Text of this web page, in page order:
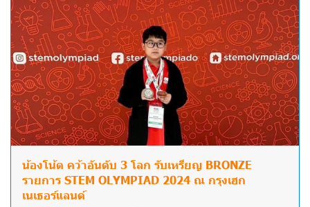
น้องโน้ต คว้าอันดับ 3 โลก รับเหรียญ BRONZE
รายการ STEM OLYMPIAD 2024 ณ กรุงเฮก
เนเธอร์แลนด์